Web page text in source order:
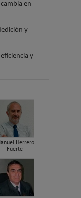
en
y
y
Herrero
Fuerte